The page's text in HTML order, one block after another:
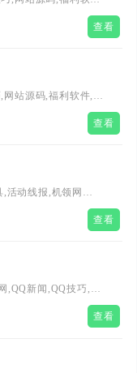
查看
站源码,福利软件,热
查看
活动线报,机领网
供玩机技术、资讯、
领”为口号不断努力！
查看
,QQ新闻,QQ技巧,亮
QQ活动,iqshw,iqnew
查看